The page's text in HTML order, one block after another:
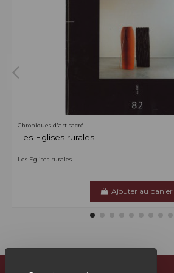
Chroniques d'art sacré
Les Eglises rurales
Les Eglises rurales
Ajouter au panier